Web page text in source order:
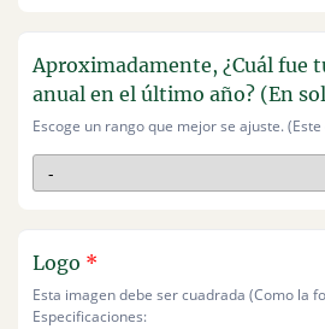
Aproximadamente, ¿Cuál fue
anual en el último año? (En
Escoge un rango que mejor se ajuste.
Logo *
Esta imagen debe ser cuadrada (Como la
Especificaciones: